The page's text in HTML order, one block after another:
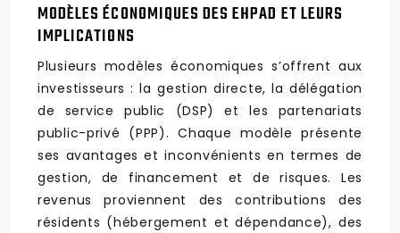
MODÈLES ÉCONOMIQUES DES EHPAD ET LEURS
IMPLICATIONS
Plusieurs modèles économiques s’offrent aux
investisseurs : la gestion directe, la délégation
de service public (DSP) et les partenariats
public-privé (PPP). Chaque modèle présente
ses avantages et inconvénients en termes de
gestion, de financement et de risques. Les
revenus proviennent des contributions des
résidents (hébergement et dépendance), des